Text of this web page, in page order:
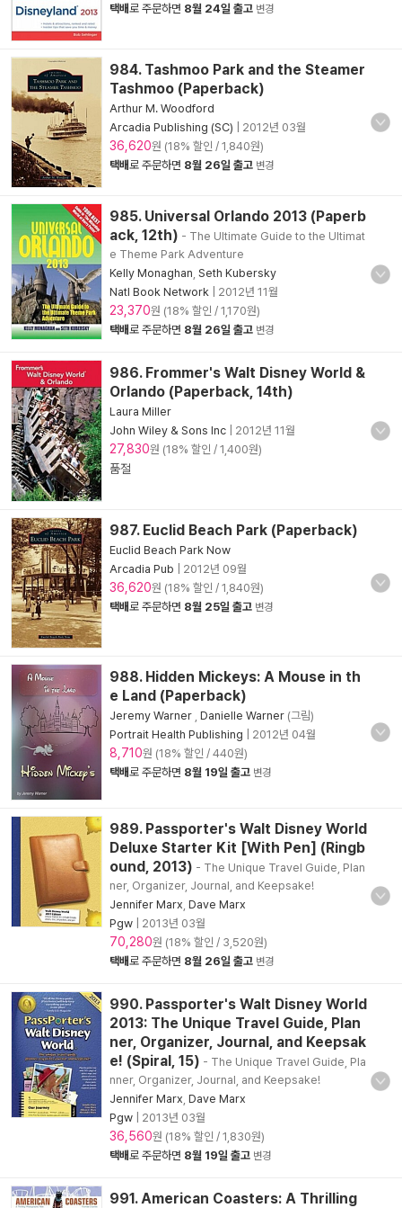
택배로 주문하면 8월 24일 출고 변경
984. Tashmoo Park and the Steamer
Tashmoo (Paperback)
Arthur M. Woodford
Arcadia Publishing (SC)
2012년 03월
36,620원 (18% 할인 / 1,840원)
택배로 주문하면 8월 26일 출고 변경
985. Universal Orlando 2013 (Paperb
ack, 12th) - The Ultimate Guide to the Ultimat
e Theme Park Adventure
Kelly Monaghan Seth Kubersky
Natl Book Network
2012년 11월
23,370원 (18% 할인 / 1,170원)
택배로 주문하면 8월 26일 출고 변경
986. Frommer's Walt Disney World &
Orlando (Paperback, 14th)
Laura Miller
John Wiley & Sons Inc
2012년 11월
27,830원 (18% 할인 / 1,400원)
품절
987. Euclid Beach Park (Paperback)
Euclid Beach Park Now
Arcadia Pub
2012년 09월
36,620원 (18% 할인 / 1,840원)
택배로 주문하면 8월 25일 출고 변경
988. Hidden Mickeys: A Mouse in th
e Land (Paperback)
Jeremy Warner Danielle Warner (그림)
Portrait Health Publishing
2012년 04월
8,710원 (18% 할인 / 440원)
택배로 주문하면 8월 19일 출고 변경
989. Passporter's Walt Disney World
Deluxe Starter Kit [With Pen] (Ringb
ound, 2013) - The Unique Travel Guide, Plan
ner, Organizer, Journal, and Keepsake!
Jennifer Marx Dave Marx
Pgw
2013년 03월
70,280원 (18% 할인 / 3,520원)
택배로 주문하면 8월 26일 출고 변경
990. Passporter's Walt Disney World
2013: The Unique Travel Guide, Plan
ner, Organizer, Journal, and Keepsak
e! (Spiral, 15) - The Unique Travel Guide, Pla
nner, Organizer, Journal, and Keepsake!
Jennifer Marx Dave Marx
Pgw
2013년 03월
36,560원 (18% 할인 / 1,830원)
택배로 주문하면 8월 19일 출고 변경
991. American Coasters: A Thrilling